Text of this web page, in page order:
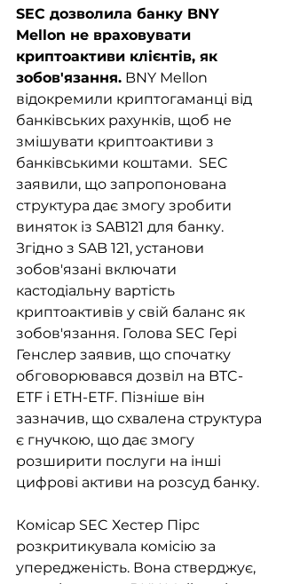
SEC дозволила банку BNY
Mellon не враховувати
криптоактиви клієнтів, як
зобов'язання. BNY Mellon
відокремили криптогаманці від
банківських рахунків, щоб не
змішувати криптоактиви з
банківськими коштами.  SEC
заявили, що запропонована
структура дає змогу зробити
виняток із SAB121 для банку.
Згідно з SAB 121, установи
зобов'язані включати
кастодіальну вартість
криптоактивів у свій баланс як
зобов'язання. Голова SEC Гері
Генслер заявив, що спочатку
обговорювався дозвіл на BTC-
ETF і ETH-ETF. Пізніше він
зазначив, що схвалена структура
є гнучкою, що дає змогу
розширити послуги на інші
цифрові активи на розсуд банку.
Комісар SEC Хестер Пірс
розкритикувала комісію за
упередженість. Вона стверджує,